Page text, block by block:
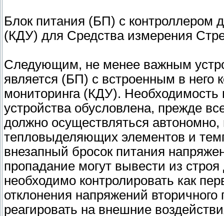
Блок питания (БП) с контроллером
(КДУ) для Средства измерения
Следующим, не менее важным
является (БП) с встроенным в него
мониторинга (КДУ). Необходимость
устройства обусловлена, прежде
должно осуществляться
тепловыделяющих элементов и
внезапный бросок питания
пропадание могут вывести из
необходимо контролировать как
отклонения напряжений
реагировать на внешние